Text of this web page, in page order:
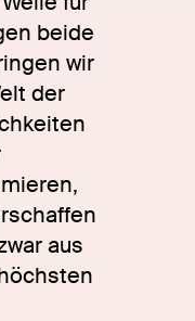
beide
wir
der
aus